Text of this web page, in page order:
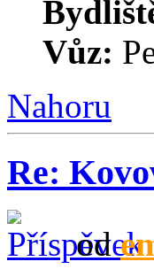
Vůz:
Nahoru
Re:
od